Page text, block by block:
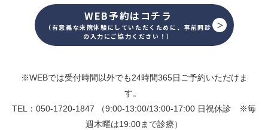
WEB予約はコチラ
（有意義な来院体験にしていただくために、事前問診
の入力にご協力ください！）
※WEBでは受付時間以外でも24時間365日ご予約いただけま
す。
TEL：050-1720-1847 （9:00-13:00/13:00-17:00 日祝休診 ※毎
週木曜は19:00まで診療）